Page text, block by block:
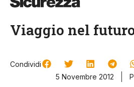
Viaggio nel
Condividi
5 Novembre 2012